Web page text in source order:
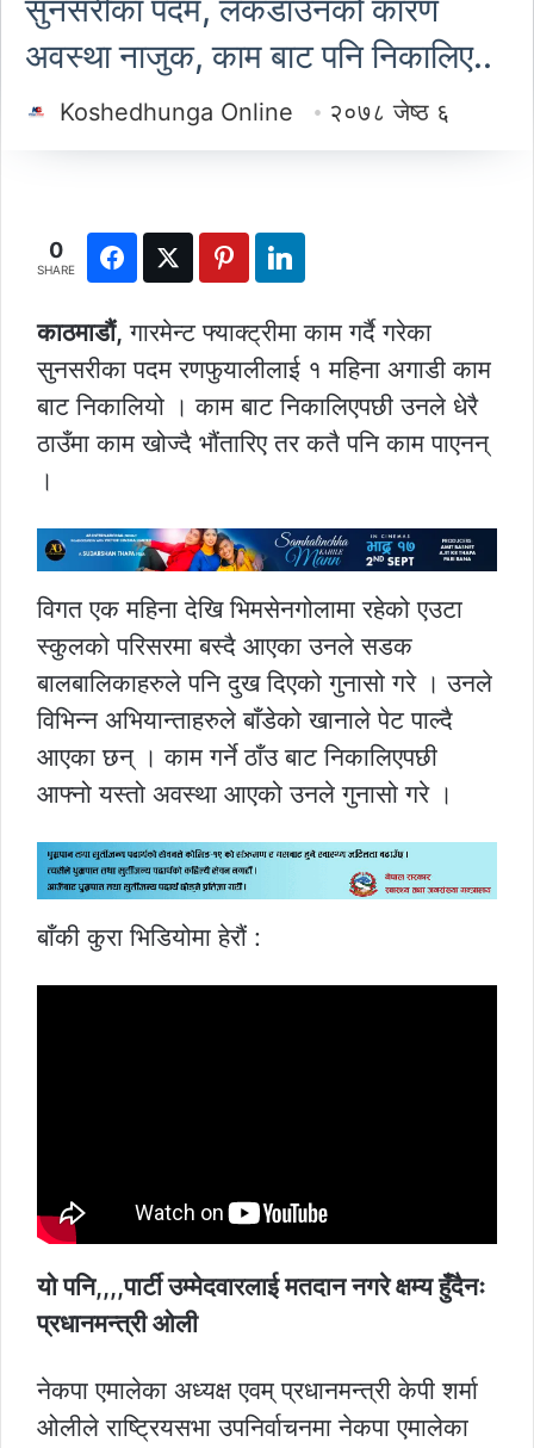
सुनसरीका पदम, लकडाउनको कारण
अवस्था नाजुक, काम बाट पनि निकालिए..
Koshedhunga Online २०७८ जेष्ठ ६
0
SHARE
काठमाडौं, गारमेन्ट फ्याक्ट्रीमा काम गर्दै गरेका
सुनसरीका पदम रणफुयालीलाई १ महिना अगाडी काम
बाट निकालियो । काम बाट निकालिएपछी उनले धेरै
ठाउँमा काम खोज्दै भौंतारिए तर कतै पनि काम पाएनन्
।
विगत एक महिना देखि भिमसेनगोलामा रहेको एउटा
स्कुलको परिसरमा बस्दै आएका उनले सडक
बालबालिकाहरुले पनि दुख दिएको गुनासो गरे । उनले
विभिन्न अभियान्ताहरुले बाँडेको खानाले पेट पाल्दै
आएका छन् । काम गर्ने ठाँउ बाट निकालिएपछी
आफ्नो यस्तो अवस्था आएको उनले गुनासो गरे ।
बाँकी कुरा भिडियोमा हेरौं :
यो पनि,,,,पार्टी उम्मेदवारलाई मतदान नगरे क्षम्य हुँदैनः
प्रधानमन्त्री ओली
नेकपा एमालेका अध्यक्ष एवम् प्रधानमन्त्री केपी शर्मा
ओलीले राष्ट्रियसभा उपनिर्वाचनमा नेकपा एमालेका